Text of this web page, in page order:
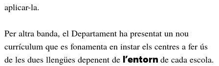
aplicar-la.
Per altra banda, el Departament ha presentat un nou
currículum que es fonamenta en instar els centres a fer ús
de les dues llengües depenent de l’entorn de cada escola.